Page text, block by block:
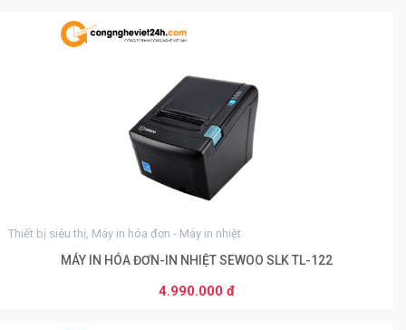
Thiết bị siêu thị, Máy in hóa đơn - Máy in nhiệt
MÁY IN HÓA ĐƠN-IN NHIỆT SEWOO SLK TL-122
4.990.000 đ
THÊM VÀO GIỎ HÀNG